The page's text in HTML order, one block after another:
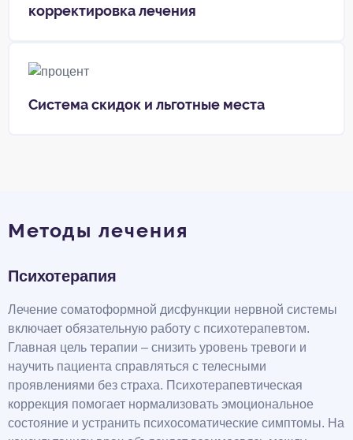
корректировка лечения
Система скидок и льготные места
Методы лечения
Психотерапия
Лечение соматоформной дисфункции нервной системы
включает обязательную работу с психотерапевтом.
Главная цель терапии – снизить уровень тревоги и
научить пациента справляться с телесными
проявлениями без страха. Психотерапевтическая
коррекция помогает нормализовать эмоциональное
состояние и устранить психосоматические симптомы. На